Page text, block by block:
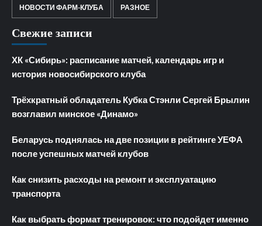
НОВОСТИ ФАРМ-КЛУБА РАЗНОЕ
Свежие записи
ХК «Сибирь»: расписание матчей, календарь игр и
история новосибирского клуба
Трёхкратный обладатель Кубка Стэнли Сергей Брылин
возглавил минское «Динамо»
Беларусь поднялась на две позиции в рейтинге УЕФА
после успешных матчей клубов
Как снизить расходы на ремонт и эксплуатацию
транспорта
Как выбрать формат тренировок: что подойдет именно